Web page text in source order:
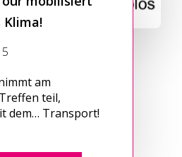
Klima!
am
teil,
dem… Transport!